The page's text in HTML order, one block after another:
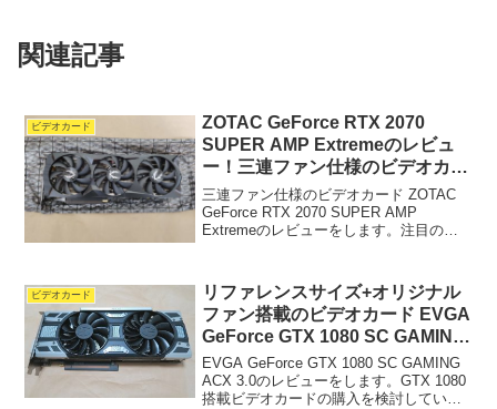
関連記事
ビデオカード
ZOTAC GeForce RTX 2070
SUPER AMP Extremeのレビュ
ー！三連ファン仕様のビデオカー
ド
三連ファン仕様のビデオカード ZOTAC
GeForce RTX 2070 SUPER AMP
Extremeのレビューをします。注目のポ
RTX 2...
ビデオカード
リファレンスサイズ+オリジナル
ファン搭載のビデオカード EVGA
GeForce GTX 1080 SC GAMING
ACX 3.0のレビュー
EVGA GeForce GTX 1080 SC GAMING
ACX 3.0のレビューをします。GTX 1080
搭載ビデオカードの購入を検討している